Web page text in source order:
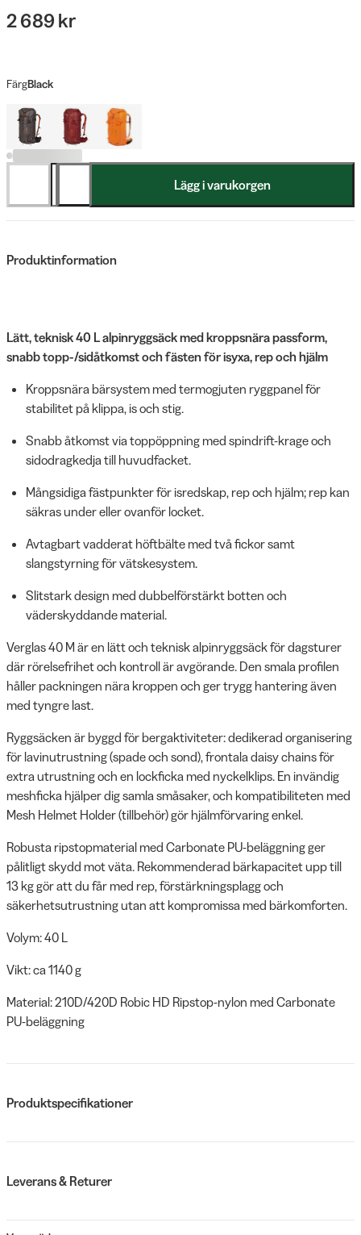
2 689 kr
FärgBlack
Lägg i varukorgen
Produktinformation
Lätt, teknisk 40 L alpinryggsäck med kroppsnära passform,
snabb topp-/sidåtkomst och fästen för isyxa, rep och hjälm
Kroppsnära bärsystem med termogjuten ryggpanel för
stabilitet på klippa, is och stig.
Snabb åtkomst via toppöppning med spindrift-krage och
sidodragkedja till huvudfacket.
Mångsidiga fästpunkter för isredskap, rep och hjälm; rep kan
säkras under eller ovanför locket.
Avtagbart vadderat höftbälte med två fickor samt
slangstyrning för vätskesystem.
Slitstark design med dubbelförstärkt botten och
väderskyddande material.
Verglas 40 M är en lätt och teknisk alpinryggsäck för dagsturer
där rörelsefrihet och kontroll är avgörande. Den smala profilen
håller packningen nära kroppen och ger trygg hantering även
med tyngre last.
Ryggsäcken är byggd för bergaktiviteter: dedikerad organisering
för lavinutrustning (spade och sond), frontala daisy chains för
extra utrustning och en lockficka med nyckelklips. En invändig
meshficka hjälper dig samla småsaker, och kompatibiliteten med
Mesh Helmet Holder (tillbehör) gör hjälmförvaring enkel.
Robusta ripstopmaterial med Carbonate PU-beläggning ger
pålitligt skydd mot väta. Rekommenderad bärkapacitet upp till
13 kg gör att du får med rep, förstärkningsplagg och
säkerhetsutrustning utan att kompromissa med bärkomforten.
Volym: 40 L
Vikt: ca 1140 g
Material: 210D/420D Robic HD Ripstop-nylon med Carbonate
PU-beläggning
Produktspecifikationer
Leverans & Returer